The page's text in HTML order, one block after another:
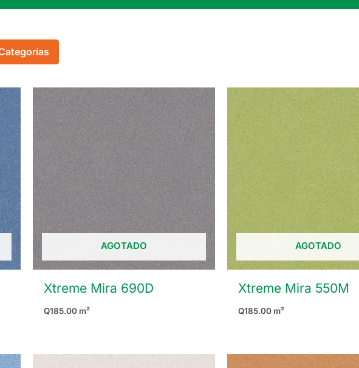
AGOTADO
Xtreme Mira 690D
Q185.00 m²
AGOTADO
Xtreme Mira 550M
Q185.00 m²